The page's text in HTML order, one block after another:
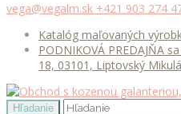
vega@vegalm.sk +421 903 274
Katalóg maľovaných
PODNIKOVÁ PREDAJŇA
18, 03101, Liptovský